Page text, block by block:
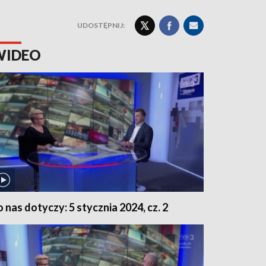
UDOSTĘPNIJ:
nas dotyczy: 5 stycznia 2024, cz. 2